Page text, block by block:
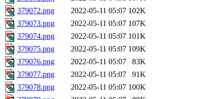
379072.png
2022-05-11 05:07 102K
379073.png
2022-05-11 05:07 107K
379074.png
2022-05-11 05:07 101K
379075.png
2022-05-11 05:07 109K
379076.png
2022-05-11 05:07
83K
379077.png
2022-05-11 05:07
91K
379078.png
2022-05-11 05:07 100K